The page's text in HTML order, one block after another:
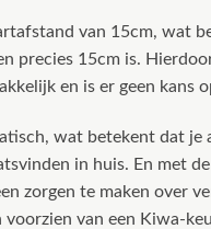
van 15cm, wat
precies 15cm is.
en is er geen kans
wat betekent dat
in huis. En met
zorgen te maken over
voorzien van een Kiwa-